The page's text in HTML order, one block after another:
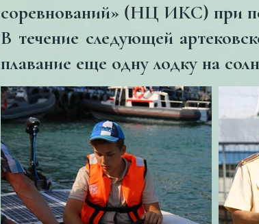
соревнований» (НЦ ИКС) при
В течение следующей
плавание еще одну лодку на